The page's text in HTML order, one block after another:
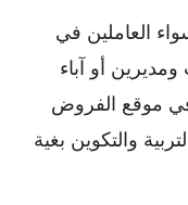
العاملين في
أو ﺁباء
في موقع الفروض
والتكوين بغية